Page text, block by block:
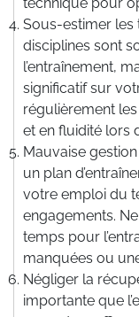
Sous-estimer les
disciplines sont
l’entraînement,
significatif sur
régulièrement
et en fluidité lors
Mauvaise
un plan
votre emploi du
engagements.
temps pour
manquées ou
Négliger la
importante que